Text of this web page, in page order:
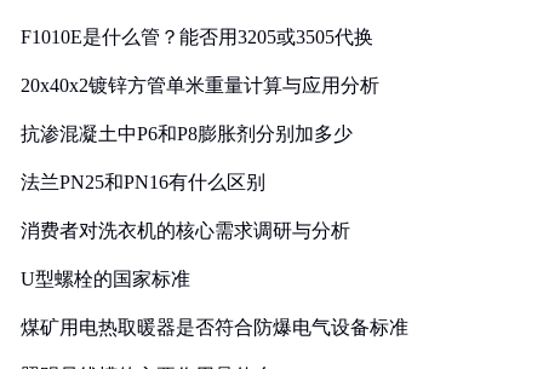
F1010E是什么管？能否用3205或3505代换
20x40x2镀锌方管单米重量计算与应用分析
抗渗混凝土中P6和P8膨胀剂分别加多少
法兰PN25和PN16有什么区别
消费者对洗衣机的核心需求调研与分析
U型螺栓的国家标准
煤矿用电热取暖器是否符合防爆电气设备标准